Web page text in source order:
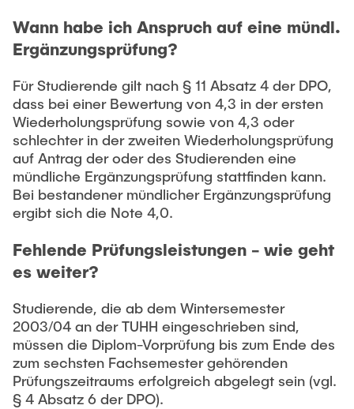
Wann habe ich Anspruch auf eine mündl.
Ergänzungsprüfung?
Für Studierende gilt nach § 11 Absatz 4 der DPO,
dass bei einer Bewertung von 4,3 in der ersten
Wiederholungsprüfung sowie von 4,3 oder
schlechter in der zweiten Wiederholungsprüfung
auf Antrag der oder des Studierenden eine
mündliche Ergänzungsprüfung stattfinden kann.
Bei bestandener mündlicher Ergänzungsprüfung
ergibt sich die Note 4,0.
Fehlende Prüfungsleistungen - wie geht
es weiter?
Studierende, die ab dem Wintersemester
2003/04 an der TUHH eingeschrieben sind,
müssen die Diplom-Vorprüfung bis zum Ende des
zum sechsten Fachsemester gehörenden
Prüfungszeitraums erfolgreich abgelegt sein (vgl.
§ 4 Absatz 6 der DPO).